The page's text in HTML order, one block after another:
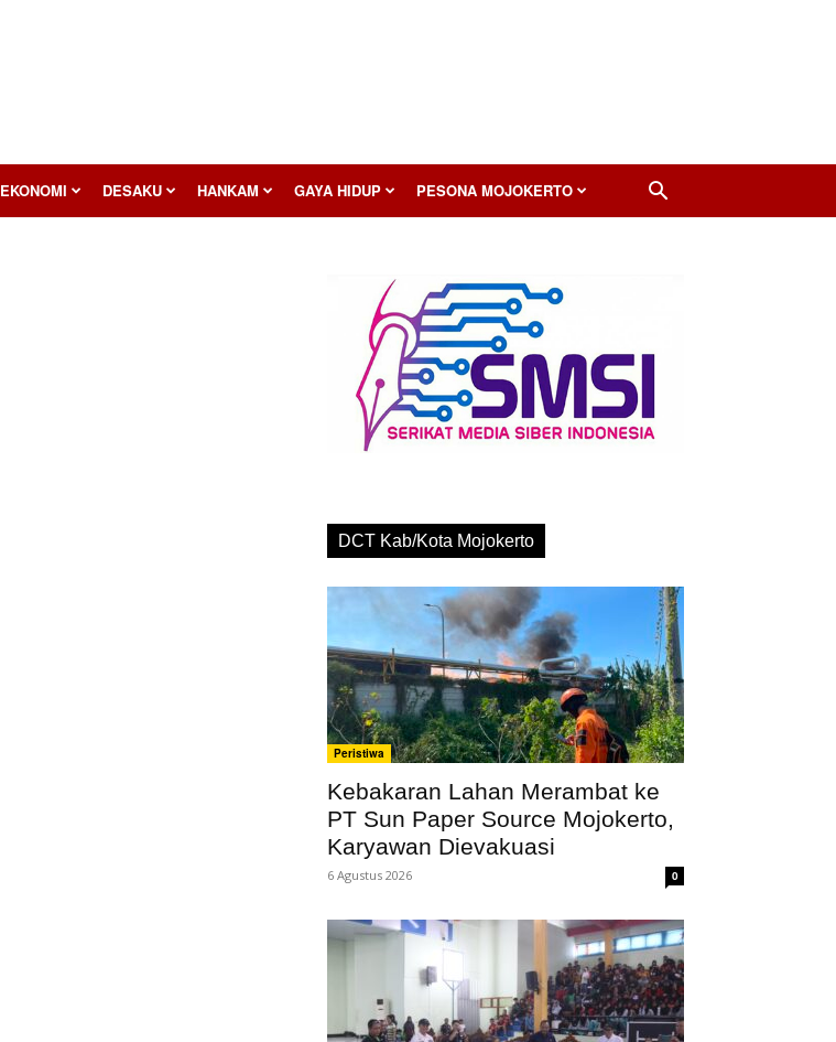
EKONOMI DESAKU HANKAM GAYA HIDUP PESONA MOJOKERTO
DCT Kab/Kota Mojokerto
Peristiwa
Kebakaran Lahan Merambat ke
PT Sun Paper Source Mojokerto,
Karyawan Dievakuasi
6 Agustus 2026 0